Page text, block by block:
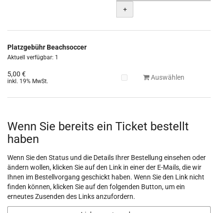
+
Platzgebühr Beachsoccer
Aktuell verfügbar: 1
5,00 €
inkl. 19% MwSt.
Auswählen
Wenn Sie bereits ein Ticket bestellt
haben
Wenn Sie den Status und die Details Ihrer Bestellung einsehen oder
ändern wollen, klicken Sie auf den Link in einer der E-Mails, die wir
Ihnen im Bestellvorgang geschickt haben. Wenn Sie den Link nicht
finden können, klicken Sie auf den folgenden Button, um ein
erneutes Zusenden des Links anzufordern.